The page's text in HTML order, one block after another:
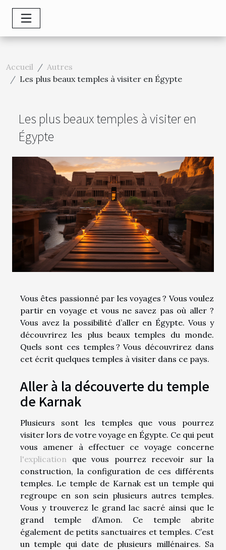
Accueil
Autres
Les plus beaux temples à visiter en Égypte
Les plus beaux temples à visiter en
Égypte
Vous êtes passionné par les voyages ? Vous voulez
partir en voyage et vous ne savez pas où aller ?
Vous avez la possibilité d’aller en Égypte. Vous y
découvrirez les plus beaux temples du monde.
Quels sont ces temples ? Vous découvrirez dans
cet écrit quelques temples à visiter dans ce pays.
Aller à la découverte du temple
de Karnak
Plusieurs sont les temples que vous pourrez
visiter lors de votre voyage en Égypte. Ce qui peut
vous amener à effectuer ce voyage concerne
l'explication que vous pourrez recevoir sur la
construction, la configuration de ces différents
temples. Le temple de Karnak est un temple qui
regroupe en son sein plusieurs autres temples.
Vous y trouverez le grand lac sacré ainsi que le
grand temple d’Amon. Ce temple abrite
également de petits sanctuaires et temples. C’est
un temple qui date de plusieurs millénaires. Sa